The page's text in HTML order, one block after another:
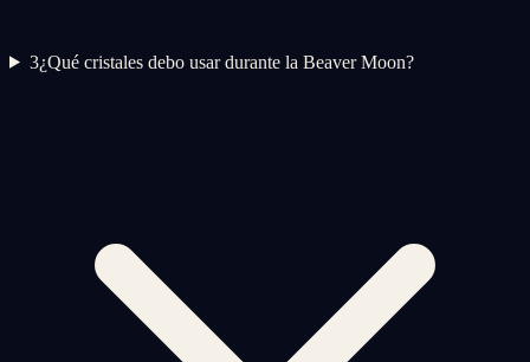
3¿Qué cristales debo usar durante la Beaver Moon?